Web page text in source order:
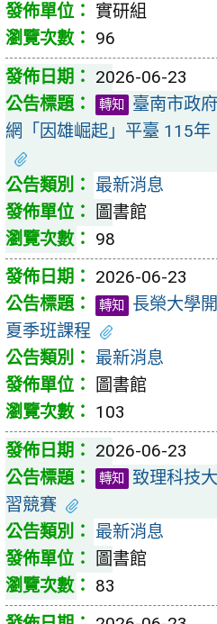
實研組
96
2026-06-23
轉知
臺南市政
網「因雄崛起」平臺 115
最新消息
圖書館
98
2026-06-23
轉知
長榮大學
夏季班課程
最新消息
圖書館
103
2026-06-23
轉知
致理科技
習競賽
最新消息
圖書館
83